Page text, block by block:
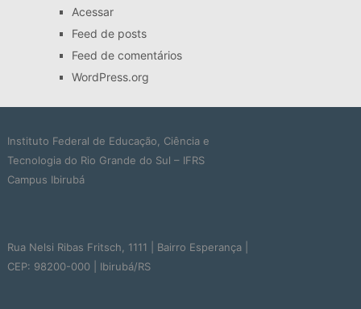
Acessar
Feed de posts
Feed de comentários
WordPress.org
Instituto Federal de Educação, Ciência e
Tecnologia do Rio Grande do Sul – IFRS
Campus Ibirubá
Rua Nelsi Ribas Fritsch, 1111 | Bairro Esperança |
CEP: 98200-000 | Ibirubá/RS